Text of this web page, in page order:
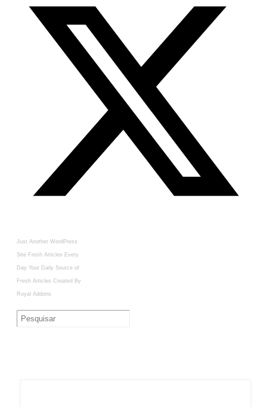
Just Another WordPress
Site Fresh Articles Every
Day Your Daily Source of
Fresh Articles Created By
Royal Addons